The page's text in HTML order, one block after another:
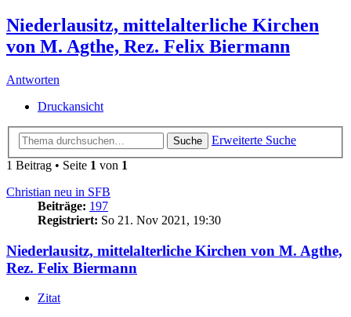
Niederlausitz, mittelalterliche Kirchen
von M. Agthe, Rez. Felix Biermann
Antworten
Druckansicht
Suche
Erweiterte Suche
1 Beitrag • Seite 1 von 1
Christian neu in SFB
Beiträge: 197
Registriert: So 21. Nov 2021, 19:30
Niederlausitz, mittelalterliche Kirchen von M. Agthe,
Rez. Felix Biermann
Zitat